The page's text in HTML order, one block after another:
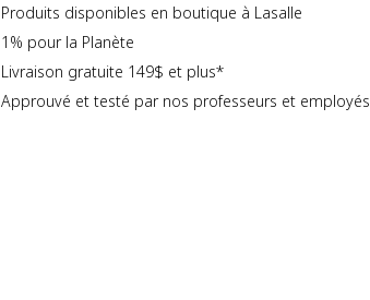
Produits disponibles en boutique à Lasalle
1% pour la Planète
Livraison gratuite 149$ et plus*
Approuvé et testé par nos professeurs et employés